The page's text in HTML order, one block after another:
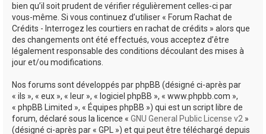
bien qu’il soit prudent de vérifier régulièrement celles-ci par
vous-même. Si vous continuez d’utiliser « Forum Rachat de
Crédits - Interrogez les courtiers en rachat de crédits » alors que
des changements ont été effectués, vous acceptez d’être
légalement responsable des conditions découlant des mises à
jour et/ou modifications.
Nos forums sont développés par phpBB (désigné ci-après par
« ils », « eux », « leur », « logiciel phpBB », « www.phpbb.com »,
« phpBB Limited », « Équipes phpBB ») qui est un script libre de
forum, déclaré sous la licence « GNU General Public License v2 »
(désigné ci-après par « GPL ») et qui peut être téléchargé depuis